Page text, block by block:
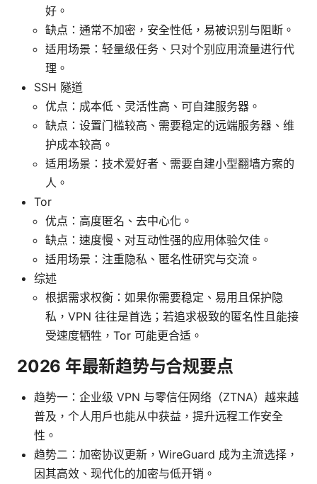
好。
缺点：通常不加密，安全性低，易被识别与阻断。
适用场景：轻量级任务、只对个别应用流量进行代
理。
SSH 隧道
优点：成本低、灵活性高、可自建服务器。
缺点：设置门槛较高、需要稳定的远端服务器、维
护成本较高。
适用场景：技术爱好者、需要自建小型翻墙方案的
人。
Tor
优点：高度匿名、去中心化。
缺点：速度慢、对互动性强的应用体验欠佳。
适用场景：注重隐私、匿名性研究与交流。
综述
根据需求权衡：如果你需要稳定、易用且保护隐
私，VPN 往往是首选；若追求极致的匿名性且能接
受速度牺牲，Tor 可能更合适。
2026 年最新趋势与合规要点
趋势一：企业级 VPN 与零信任网络（ZTNA）越来越
普及，个人用户也能从中获益，提升远程工作安全
性。
趋势二：加密协议更新，WireGuard 成为主流选择，
因其高效、现代化的加密与低开销。